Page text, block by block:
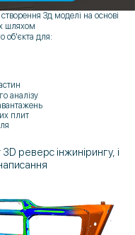
3д моделі на основі
шляхом
об'єкта для:
аналізу
плит
реверс інжинірингу, і